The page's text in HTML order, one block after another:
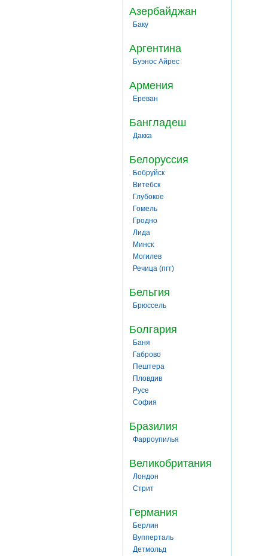
Азербайджан
Баку
Аргентина
Буэнос Айрес
Армения
Ереван
Бангладеш
Дакка
Белоруссия
Бобруйск
Витебск
Глубокое
Гомель
Гродно
Лида
Минск
Могилев
Речица (пгт)
Бельгия
Брюссель
Болгария
Баня
Габрово
Пештера
Пловдив
Русе
София
Бразилия
Фарроупилья
Великобритания
Лондон
Стрит
Германия
Берлин
Вупперталь
Детмольд